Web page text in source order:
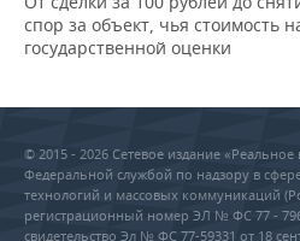
спор за объект, чья стоимость
государственной оценки
© 2015 - 2026 Сетевое издание
Федеральной службой по надзору в
технологий и массовых коммуникаций
регистрационный номер ЭЛ № ФС 77 -
свидетельство Эл № ФС 77-59331 от 18